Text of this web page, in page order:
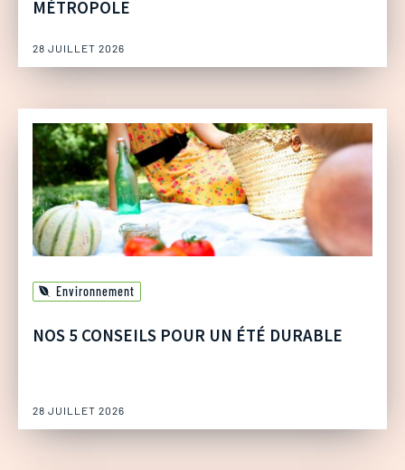
MÉTROPOLE
28 JUILLET 2026
Environnement
NOS 5 CONSEILS POUR UN ÉTÉ DURABLE
28 JUILLET 2026